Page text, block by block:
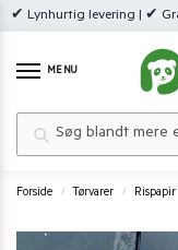
✔ Lynhurtig levering | ✔
MENU
Forside / Tørvarer / Rispapir